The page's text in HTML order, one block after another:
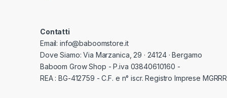
Contatti
Email: info@baboomstore.it
Dove Siamo: Via Marzanica, 29 · 24124 · Bergamo
Baboom Grow Shop - P.iva 03840610160 -
REA : BG-412759 - C.F. e n° iscr. Registro Imprese